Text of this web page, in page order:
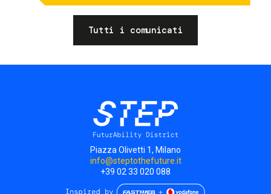
Tutti i comunicati
Piazza Olivetti 1, Milano
info@steptothefuture.it
+39 02 33 020 088